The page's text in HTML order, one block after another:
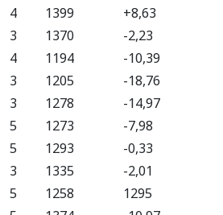
4 1399
+8,63
3 1370
-2,23
4 1194
-10,39
3 1205
-18,76
3 1278
-14,97
5 1273
-7,98
5 1293
-0,33
3 1335
-2,01
5 1258
1295